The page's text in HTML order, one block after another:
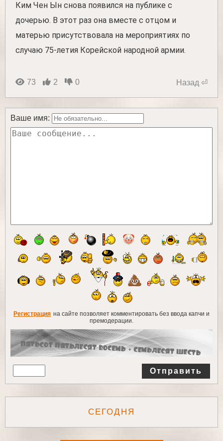
Ким Чен Ын снова появился на публике с
дочерью. В этот раз она вместе с отцом и
матерью присутствовала на мероприятиях по
случаю 75-летия Корейской народной армии.
73 2 0 Назад ⏎
Ваше имя:
Регистрация на сайте позволяет комментировать без ввода капчи и
премодерации.
Отправить
СЕГОДНЯ